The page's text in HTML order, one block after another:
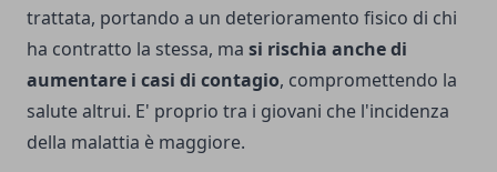
trattata, portando a un deterioramento fisico di chi
ha contratto la stessa, ma si rischia anche di
aumentare i casi di contagio, compromettendo la
salute altrui. E' proprio tra i giovani che l'incidenza
della malattia è maggiore.